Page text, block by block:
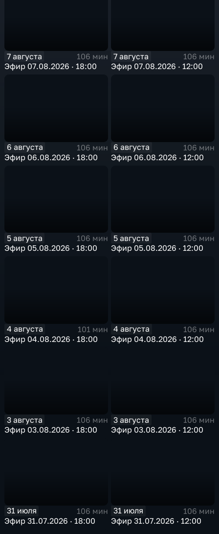
7 августа
106 мин
Эфир 07.08.2026 · 18:00
7 августа
106 мин
Эфир 07.08.2026 · 12:00
6 августа
106 мин
Эфир 06.08.2026 · 18:00
6 августа
106 мин
Эфир 06.08.2026 · 12:00
5 августа
106 мин
Эфир 05.08.2026 · 18:00
5 августа
106 мин
Эфир 05.08.2026 · 12:00
4 августа
101 мин
Эфир 04.08.2026 · 18:00
4 августа
106 мин
Эфир 04.08.2026 · 12:00
3 августа
106 мин
Эфир 03.08.2026 · 18:00
3 августа
106 мин
Эфир 03.08.2026 · 12:00
31 июля
106 мин
Эфир 31.07.2026 · 18:00
31 июля
106 мин
Эфир 31.07.2026 · 12:00